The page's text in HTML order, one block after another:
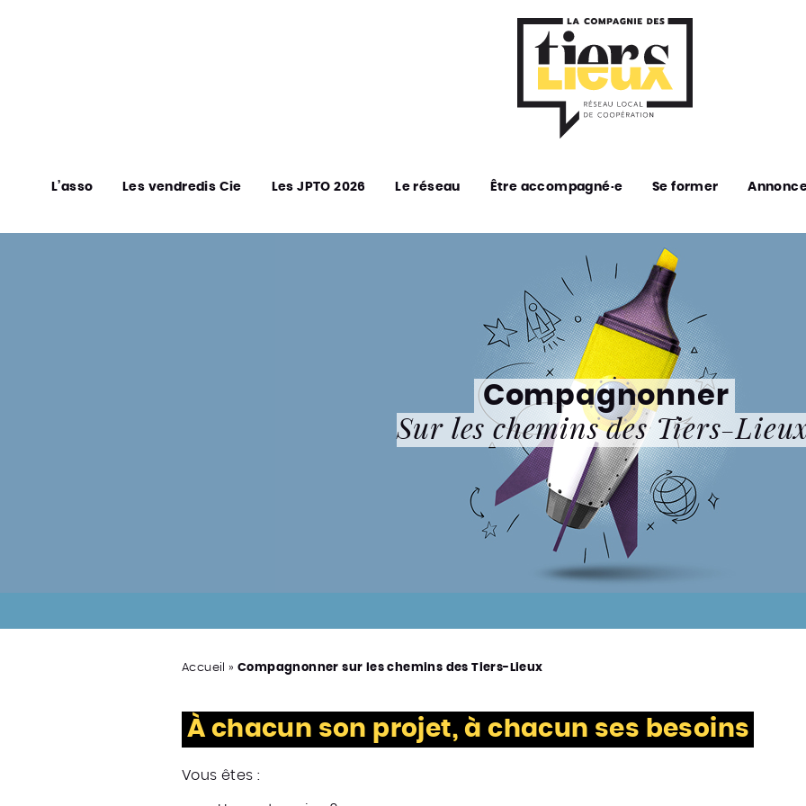
L’asso Les vendredis Cie Les JPTO 2026 Le réseau Être accompagné·e Se former
Compagnonner
Sur les chemins des Tiers-
Accueil »Compagnonner sur les chemins des Tiers-Lieux
À chacun son projet, à chacun ses besoins
Vous êtes :